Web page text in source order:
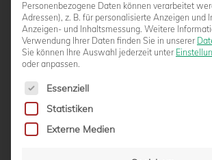
MARTIN KOBYLANSKIS
Personenbezogene Daten können verarbeitet
Adressen), z. B. für personalisierte Anzeigen und
Anzeigen- und Inhaltsmessung. Weitere
Verwendung Ihrer Daten finden Sie in unserer
Sie können Ihre Auswahl jederzeit unter
oder anpassen.
Es folgt eine Liste der Service-Gruppen,
Essenziell
Statistiken
Externe Medien